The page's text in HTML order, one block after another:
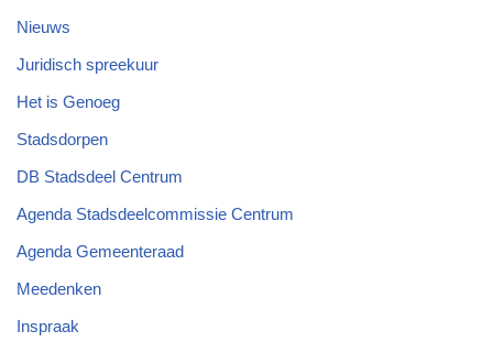
Nieuws
Juridisch spreekuur
Het is Genoeg
Stadsdorpen
DB Stadsdeel Centrum
Agenda Stadsdeelcommissie Centrum
Agenda Gemeenteraad
Meedenken
Inspraak